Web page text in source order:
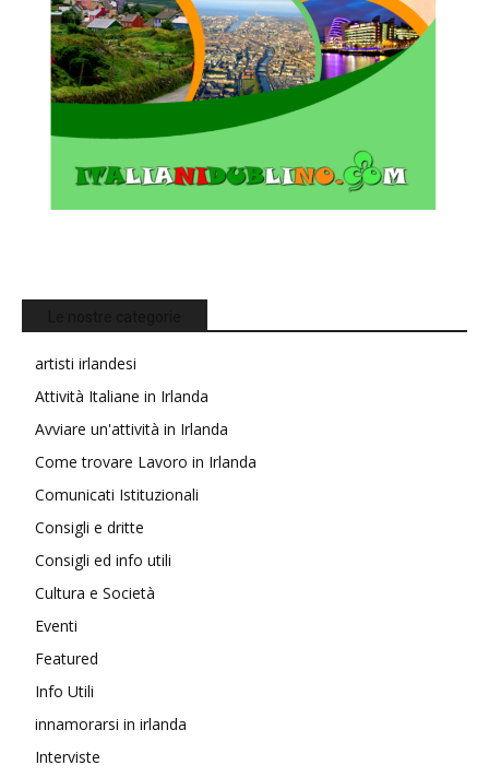
artisti irlandesi
Attività Italiane in Irlanda
Avviare un'attività in Irlanda
Come trovare Lavoro in Irlanda
Comunicati Istituzionali
Consigli e dritte
Consigli ed info utili
Cultura e Società
Eventi
Featured
Info Utili
innamorarsi in irlanda
Interviste